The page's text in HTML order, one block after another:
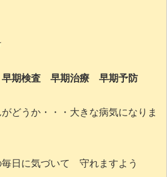
早期検査 早期治療 早期予防
どうか・・・大きな病気になりま
日に気づいて 守れますよう